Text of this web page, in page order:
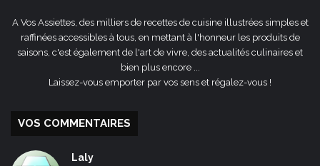
A Vos Assiettes, des milliers de recettes de cuisine illustrées simples et
raffinées accessibles à tous, en mettant à l'honneur les produits de
saisons, c'est également de l'art de vivre, des actualités culinaires et
bien plus encore ...
Laissez-vous emporter par vos sens et régalez-vous !
VOS COMMENTAIRES
Laly